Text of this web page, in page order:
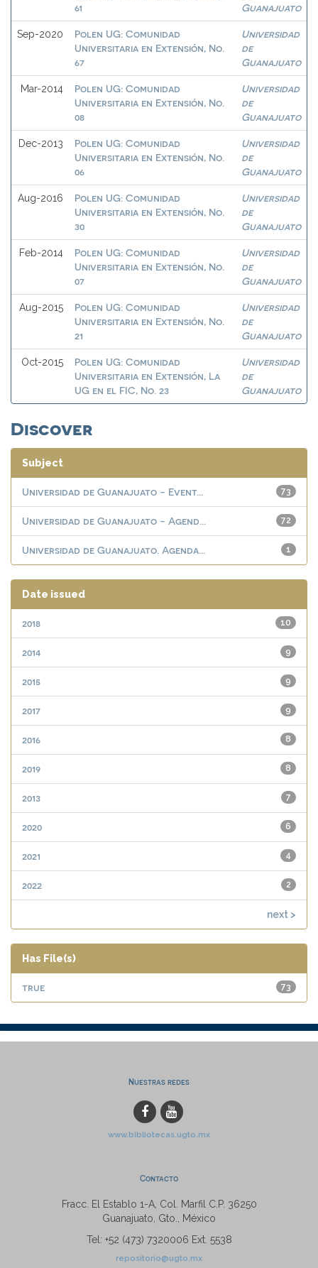
61
Guanajuato
Sep-2020
Polen UG: Comunidad
Universitaria en Extensión, No.
67
Universidad
de
Guanajuato
Mar-2014
Polen UG: Comunidad
Universitaria en Extensión, No.
08
Universidad
de
Guanajuato
Dec-2013
Polen UG: Comunidad
Universitaria en Extensión, No.
06
Universidad
de
Guanajuato
Aug-2016
Polen UG: Comunidad
Universitaria en Extensión, No.
30
Universidad
de
Guanajuato
Feb-2014
Polen UG: Comunidad
Universitaria en Extensión, No.
07
Universidad
de
Guanajuato
Aug-2015
Polen UG: Comunidad
Universitaria en Extensión, No.
21
Universidad
de
Guanajuato
Oct-2015
Polen UG: Comunidad
Universitaria en Extensión, La
UG en el FIC, No. 23
Universidad
de
Guanajuato
Discover
Subject
73
Universidad de Guanajuato - Event...
72
Universidad de Guanajuato - Agend...
1
Universidad de Guanajuato. Agenda...
Date issued
10
2018
9
2014
9
2015
9
2017
8
2016
8
2019
7
2013
6
2020
4
2021
2
2022
next >
Has File(s)
73
true
Nuestras redes
www.bibliotecas.ugto.mx
Contacto
Fracc. El Establo 1-A, Col. Marfil C.P. 36250
Guanajuato, Gto., México
Tel: +52 (473) 7320006 Ext. 5538
repositorio@ugto.mx